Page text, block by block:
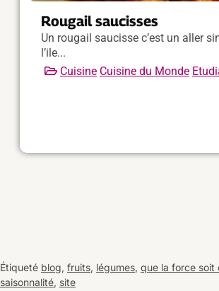
Rougail saucisses
Un rougail saucisse c’est un aller
l’ile...
Cuisine Cuisine du Monde
Étiqueté blog, fruits, légumes, que la force soit
saisonnalité, site